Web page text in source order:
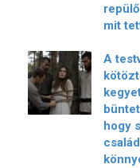
mit
A
hogy